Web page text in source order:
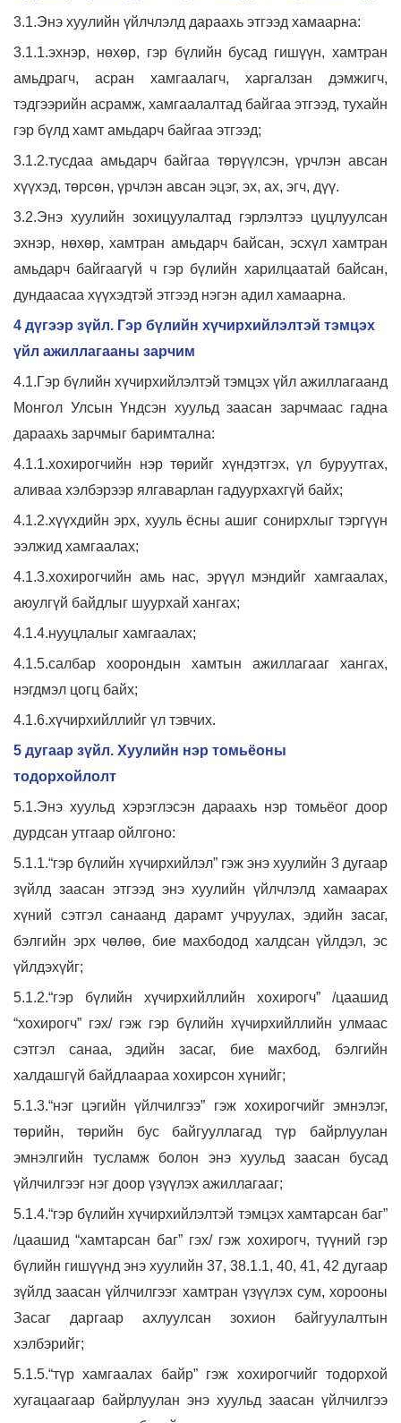
3.1.Энэ хуулийн үйлчлэлд дараахь этгээд хамаарна:
3.1.1.эхнэр, нөхөр, гэр бүлийн бусад гишүүн, хамтран
амьдрагч, асран хамгаалагч, харгалзан дэмжигч,
тэдгээрийн асрамж, хамгаалалтад байгаа этгээд, тухайн
гэр бүлд хамт амьдарч байгаа этгээд;
3.1.2.тусдаа амьдарч байгаа төрүүлсэн, үрчлэн авсан
хүүхэд, төрсөн, үрчлэн авсан эцэг, эх, ах, эгч, дүү.
3.2.Энэ хуулийн зохицуулалтад гэрлэлтээ цуцлуулсан
эхнэр, нөхөр, хамтран амьдарч байсан, эсхүл хамтран
амьдарч байгаагүй ч гэр бүлийн харилцаатай байсан,
дундаасаа хүүхэдтэй этгээд нэгэн адил хамаарна.
4 дүгээр зүйл. Гэр бүлийн хүчирхийлэлтэй тэмцэх
үйл ажиллагааны зарчим
4.1.Гэр бүлийн хүчирхийлэлтэй тэмцэх үйл ажиллагаанд
Монгол Улсын Үндсэн хуульд заасан зарчмаас гадна
дараахь зарчмыг баримтална:
4.1.1.хохирогчийн нэр төрийг хүндэтгэх, үл буруутгах,
аливаа хэлбэрээр ялгаварлан гадуурхахгүй байх;
4.1.2.хүүхдийн эрх, хууль ёсны ашиг сонирхлыг тэргүүн
ээлжид хамгаалах;
4.1.3.хохирогчийн амь нас, эрүүл мэндийг хамгаалах,
аюулгүй байдлыг шуурхай хангах;
4.1.4.нууцлалыг хамгаалах;
4.1.5.салбар хоорондын хамтын ажиллагааг хангах,
нэгдмэл цогц байх;
4.1.6.хүчирхийллийг үл тэвчих.
5 дугаар зүйл. Хуулийн нэр томьёоны
тодорхойлолт
5.1.Энэ хуульд хэрэглэсэн дараахь нэр томьёог доор
дурдсан утгаар ойлгоно:
5.1.1.“гэр бүлийн хүчирхийлэл” гэж энэ хуулийн 3 дугаар
зүйлд заасан этгээд энэ хуулийн үйлчлэлд хамаарах
хүний сэтгэл санаанд дарамт учруулах, эдийн засаг,
бэлгийн эрх чөлөө, бие махбодод халдсан үйлдэл, эс
үйлдэхүйг;
5.1.2.“гэр бүлийн хүчирхийллийн хохирогч” /цаашид
“хохирогч” гэх/ гэж гэр бүлийн хүчирхийллийн улмаас
сэтгэл санаа, эдийн засаг, бие махбод, бэлгийн
халдашгүй байдлаараа хохирсон хүнийг;
5.1.3.“нэг цэгийн үйлчилгээ” гэж хохирогчийг эмнэлэг,
төрийн, төрийн бус байгууллагад түр байрлуулан
эмнэлгийн тусламж болон энэ хуульд заасан бусад
үйлчилгээг нэг доор үзүүлэх ажиллагааг;
5.1.4.“гэр бүлийн хүчирхийлэлтэй тэмцэх хамтарсан баг”
/цаашид “хамтарсан баг” гэх/ гэж хохирогч, түүний гэр
бүлийн гишүүнд энэ хуулийн 37, 38.1.1, 40, 41, 42 дугаар
зүйлд заасан үйлчилгээг хамтран үзүүлэх сум, хорооны
Засаг даргаар ахлуулсан зохион байгуулалтын
хэлбэрийг;
5.1.5.“түр хамгаалах байр” гэж хохирогчийг тодорхой
хугацаагаар байрлуулан энэ хуульд заасан үйлчилгээ